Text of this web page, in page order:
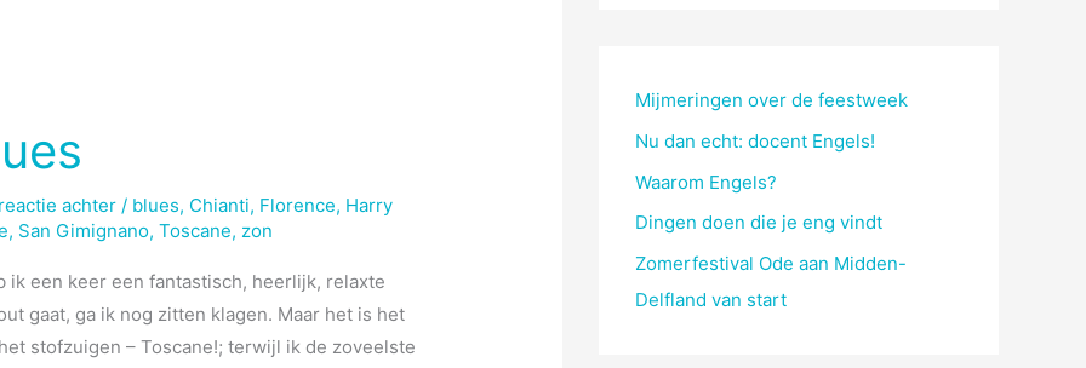
achter / blues, Chianti, Florence, Harry
, San Gimignano,Toscane, zon
ik een keer een fantastisch, heerlijk, relaxte
gaat, ga ik nog zitten klagen. Maar het is het
stofzuigen – Toscane!; terwijl ik de zoveelste
a
r
:
Mijmeringen over de feestweek
Nu dan echt: docent Engels!
Waarom Engels?
Dingen doen die je eng vindt
Zomerfestival Ode aan Midden-
Delfland van start